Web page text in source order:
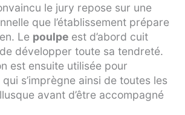
le jury repose sur une
que l’établissement prépare
Le poulpe est d’abord cuit
développer toute sa tendreté.
est ensuite utilisée pour
s’imprègne ainsi de toutes les
avant d’être accompagné